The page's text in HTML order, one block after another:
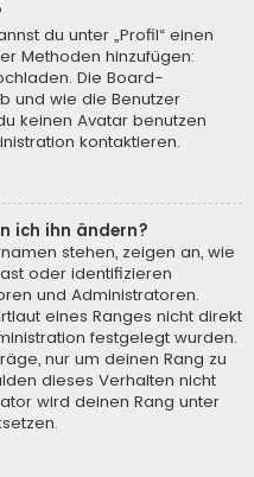
du unter „Profil“ einen
Methoden hinzufügen:
Die Board-
und wie die Benutzer
keinen Avatar benutzen
kontaktieren.
ich ihn ändern?
stehen, zeigen an, wie
oder identifizieren
und Administratoren.
eines Ranges nicht direkt
festgelegt wurden.
nur um deinen Rang zu
dieses Verhalten nicht
wird deinen Rang unter